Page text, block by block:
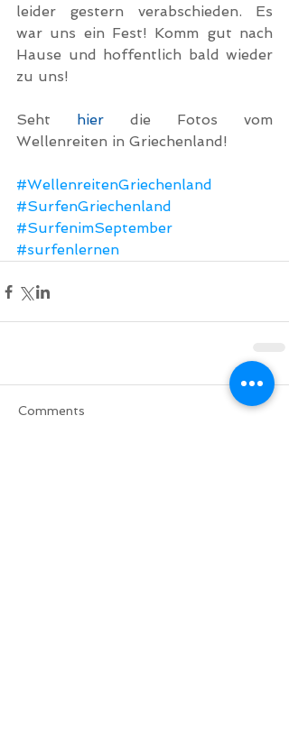
leider gestern verabschieden. Es
war uns ein Fest! Komm gut nach
Hause und hoffentlich bald wieder
zu uns!
Seht hier die Fotos vom
Wellenreiten in Griechenland!
#WellenreitenGriechenland
#SurfenGriechenland
#SurfenimSeptember
#surfenlernen
Comments